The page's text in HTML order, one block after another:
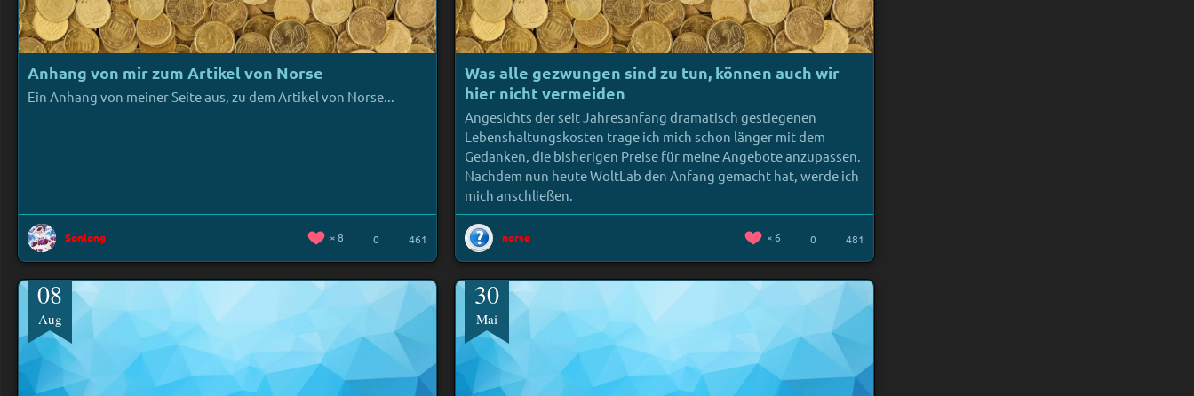
Anhang von mir zum Artikel von Norse
Ein Anhang von meiner Seite aus, zu dem Artikel von Norse...
Sonlong 8 0 461
Was alle gezwungen sind zu tun, können auch wir
hier nicht vermeiden
Angesichts der seit Jahresanfang dramatisch gestiegenen
Lebenshaltungskosten trage ich mich schon länger mit dem
Gedanken, die bisherigen Preise für meine Angebote anzupassen.
Nachdem nun heute WoltLab den Anfang gemacht hat, werde ich
mich anschließen.
norse 6 0 481
08
Aug
30
Mai